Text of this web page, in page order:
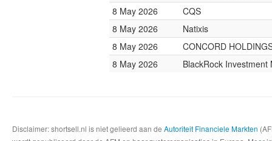
8 May 2026
CQS
8 May 2026
Natixis
8 May 2026
CONCORD
8 May 2026
BlackRock Investment
Disclaimer: shortsell.nl is niet gelieerd aan de Autoriteit Financiele Markten